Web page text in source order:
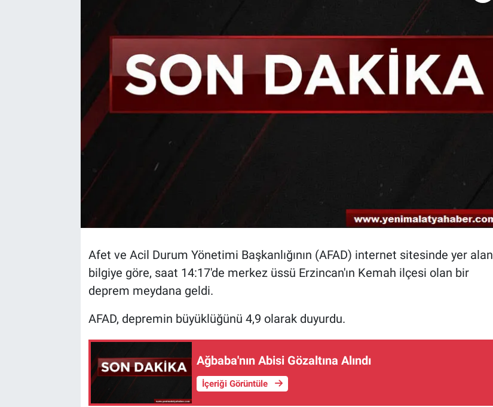
Afet ve Acil Durum Yönetimi Başkanlığının (AFAD) internet sitesinde yer alan
bilgiye göre, saat 14:17'de merkez üssü Erzincan'ın Kemah ilçesi olan bir
deprem meydana geldi.
AFAD, depremin büyüklüğünü 4,9 olarak duyurdu.
Ağbaba'nın Abisi Gözaltına Alındı
İçeriği Görüntüle